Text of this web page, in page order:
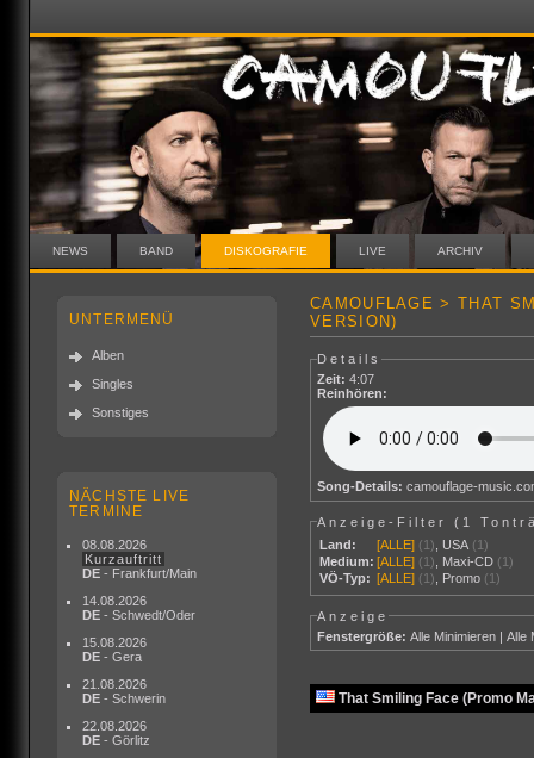
NEWS BAND DISKOGRAFIE LIVE ARCHIV
UNTERMENÜ
Alben
Singles
Sonstiges
NÄCHSTE LIVE
TERMINE
08.08.2026
Kurzauftritt
DE - Frankfurt/Main
14.08.2026
DE - Schwedt/Oder
15.08.2026
DE - Gera
21.08.2026
DE - Schwerin
22.08.2026
DE - Görlitz
CAMOUFLAGE > THAT
VERSION)
Details
Zeit: 4:07
Reinhören:
Song-Details: camouflage-
Anzeige-Filter ( 1
Land:
[ALLE] (1) USA (1)
Medium: [ALLE] (1) Maxi-CD (1)
VÖ-Typ: [ALLE] (1) Promo (1)
Anzeige
Fenstergröße: Alle Minimieren |Alle
That Smiling Face (Promo